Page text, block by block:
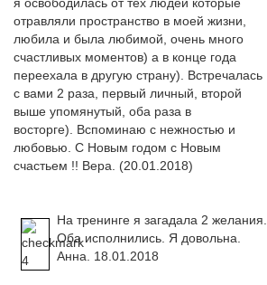
я освободилась от тех людей которые
отравляли пространство в моей жизни,
любила и была любимой, очень много
счастливых моментов) а в конце года
переехала в другую страну). Встречалась
с вами 2 раза, первый личный, второй
выше упомянутый, оба раза в
восторге). Вспоминаю с нежностью и
любовью. С Новым годом с Новым
счастьем !! Вера. (20.01.2018)
На тренинге я загадала 2 желания.
Оба исполнились. Я довольна.
Анна. 18.01.2018